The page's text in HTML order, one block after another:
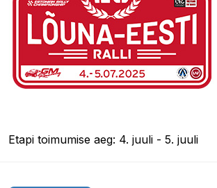
Etapi toimumise aeg: 4. juuli - 5. juuli